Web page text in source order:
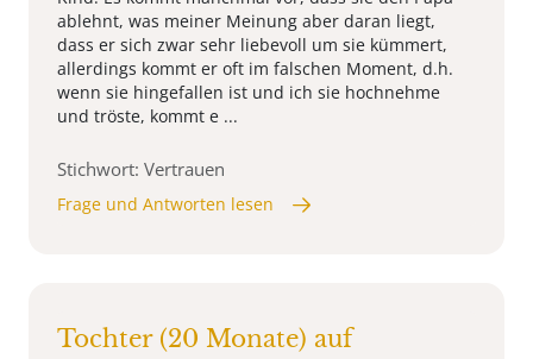
ablehnt, was meiner Meinung aber daran liegt,
dass er sich zwar sehr liebevoll um sie kümmert,
allerdings kommt er oft im falschen Moment, d.h.
wenn sie hingefallen ist und ich sie hochnehme
und tröste, kommt e ...
Stichwort: Vertrauen
Frage und Antworten lesen
Tochter (20 Monate) auf